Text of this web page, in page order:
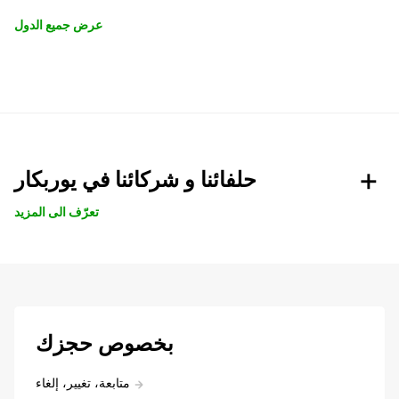
عرض جميع الدول
حلفائنا و شركائنا في يوربكار
تعرّف الى المزيد
بخصوص حجزك
متابعة، تغيير، إلغاء